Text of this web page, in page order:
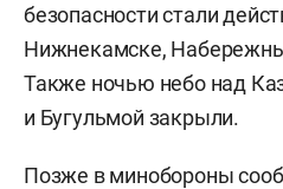
безопасности стали
Нижнекамске,
Также ночью небо над
и Бугульмой закрыли.
Позже в минобороны